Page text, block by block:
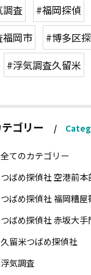
調査 #福岡探偵
岡市
#博多区
#浮気調査久留米
ゴリー
全てのカテゴリー
つばめ探偵社 空港前本
つばめ探偵社 福岡糟
つばめ探偵社 赤坂大手
久留米つばめ探偵社
浮気調査